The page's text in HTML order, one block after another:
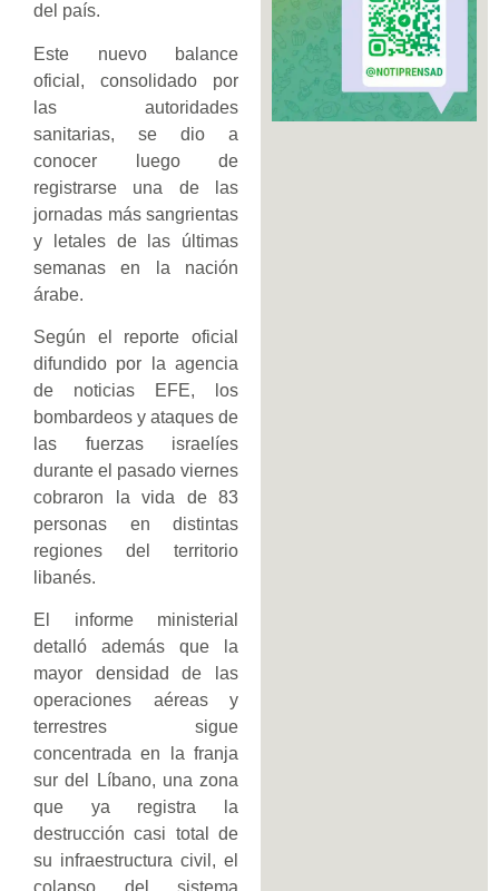
del país.
Este nuevo balance
oficial, consolidado por
las autoridades
sanitarias, se dio a
conocer luego de
registrarse una de las
jornadas más sangrientas
y letales de las últimas
semanas en la nación
árabe.
Según el reporte oficial
difundido por la agencia
de noticias EFE, los
bombardeos y ataques de
las fuerzas israelíes
durante el pasado viernes
cobraron la vida de 83
personas en distintas
regiones del territorio
libanés.
El informe ministerial
detalló además que la
mayor densidad de las
operaciones aéreas y
terrestres sigue
concentrada en la franja
sur del Líbano, una zona
que ya registra la
destrucción casi total de
su infraestructura civil, el